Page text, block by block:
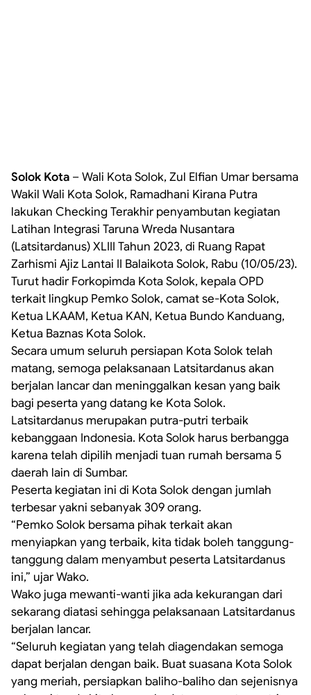
Solok Kota – Wali Kota Solok, Zul Elfian Umar bersama
Wakil Wali Kota Solok, Ramadhani Kirana Putra
lakukan Checking Terakhir penyambutan kegiatan
Latihan Integrasi Taruna Wreda Nusantara
(Latsitardanus) XLIII Tahun 2023, di Ruang Rapat
Zarhismi Ajiz Lantai II Balaikota Solok, Rabu (10/05/23).
Turut hadir Forkopimda Kota Solok, kepala OPD
terkait lingkup Pemko Solok, camat se-Kota Solok,
Ketua LKAAM, Ketua KAN, Ketua Bundo Kanduang,
Ketua Baznas Kota Solok.
Secara umum seluruh persiapan Kota Solok telah
matang, semoga pelaksanaan Latsitardanus akan
berjalan lancar dan meninggalkan kesan yang baik
bagi peserta yang datang ke Kota Solok.
Latsitardanus merupakan putra-putri terbaik
kebanggaan Indonesia. Kota Solok harus berbangga
karena telah dipilih menjadi tuan rumah bersama 5
daerah lain di Sumbar.
Peserta kegiatan ini di Kota Solok dengan jumlah
terbesar yakni sebanyak 309 orang.
“Pemko Solok bersama pihak terkait akan
menyiapkan yang terbaik, kita tidak boleh tanggung-
tanggung dalam menyambut peserta Latsitardanus
ini,” ujar Wako.
Wako juga mewanti-wanti jika ada kekurangan dari
sekarang diatasi sehingga pelaksanaan Latsitardanus
berjalan lancar.
“Seluruh kegiatan yang telah diagendakan semoga
dapat berjalan dengan baik. Buat suasana Kota Solok
yang meriah, persiapkan baliho-baliho dan sejenisnya